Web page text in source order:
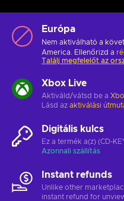
Európa
Nem aktiválható a
America. Ellenőrizd a
Találj megfelelőt az
Xbox Live
Aktiváld/vátsd be a
Lásd az aktiválási
Digitális kulcs
Ez a termék a(z) (CD-
Azonnali szállítás
Instant refunds
Unlike other
instant refund for